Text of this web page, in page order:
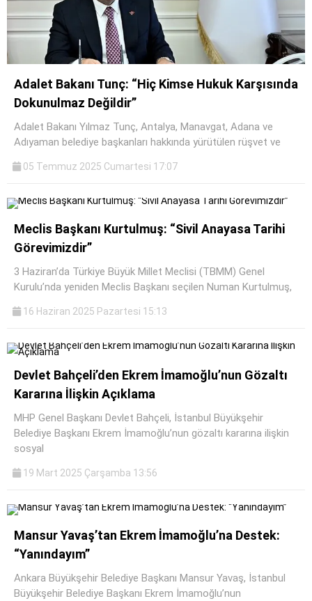
Adalet Bakanı Tunç: “Hiç Kimse Hukuk Karşısında
Dokunulmaz Değildir”
Adalet Bakanı Yılmaz Tunç, Antalya, Manavgat, Adana ve
Adıyaman belediye başkanları hakkında yürütülen rüşvet ve
05 Temmuz 2025 Cumartesi 17:07
Meclis Başkanı Kurtulmuş: “Sivil Anayasa Tarihi
Görevimizdir”
3 Haziran’da Türkiye Büyük Millet Meclisi (TBMM) Genel
Kurulu’nda yeniden Meclis Başkanı seçilen Numan Kurtulmuş,
16 Haziran 2025 Pazartesi 15:13
Devlet Bahçeli’den Ekrem İmamoğlu’nun Gözaltı
Kararına İlişkin Açıklama
MHP Genel Başkanı Devlet Bahçeli, İstanbul Büyükşehir
Belediye Başkanı Ekrem İmamoğlu’nun gözaltı kararına ilişkin
sosyal
19 Mart 2025 Çarşamba 13:56
Mansur Yavaş’tan Ekrem İmamoğlu’na Destek:
“Yanındayım”
Ankara Büyükşehir Belediye Başkanı Mansur Yavaş, İstanbul
Büyükşehir Belediye Başkanı Ekrem İmamoğlu’nun